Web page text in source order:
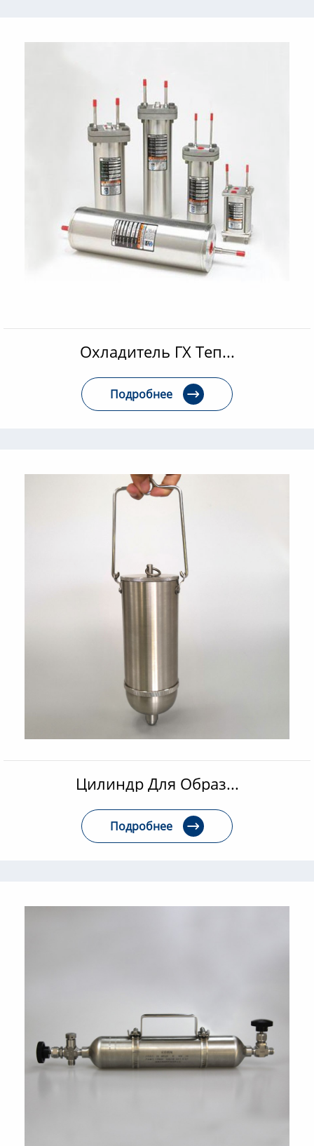
Охладитель ГХ Теп...
Подробнее 
Цилиндр Для Образ...
Подробнее 